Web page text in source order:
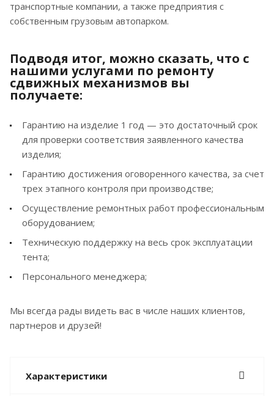
транспортные компании, а также предприятия с
собственным грузовым автопарком.
Подводя итог, можно сказать, что с
нашими услугами по ремонту
сдвижных механизмов вы
получаете:
Гарантию на изделие 1 год — это достаточный срок
для проверки соответствия заявленного качества
изделия;
Гарантию достижения оговоренного качества, за счет
трех этапного контроля при производстве;
Осуществление ремонтных работ профессиональным
оборудованием;
Техническую поддержку на весь срок эксплуатации
тента;
Персонального менеджера;
Мы всегда рады видеть вас в числе наших клиентов,
партнеров и друзей!
Характеристики